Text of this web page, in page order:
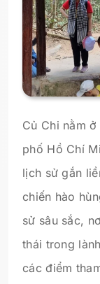
Củ Chi nằm
phố Hồ Chí
lịch sử gắn
chiến hào
sử sâu sắc,
thái trong
các điểm